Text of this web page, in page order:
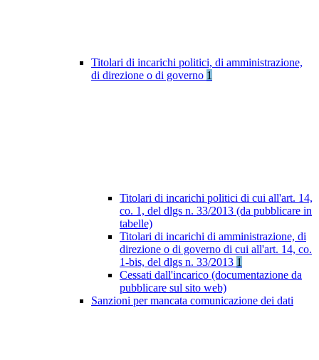
Titolari di incarichi politici, di amministrazione,
di direzione o di governo 1
Titolari di incarichi politici di cui all'art. 14,
co. 1, del dlgs n. 33/2013 (da pubblicare in
tabelle)
Titolari di incarichi di amministrazione, di
direzione o di governo di cui all'art. 14, co.
1-bis, del dlgs n. 33/2013 1
Cessati dall'incarico (documentazione da
pubblicare sul sito web)
Sanzioni per mancata comunicazione dei dati